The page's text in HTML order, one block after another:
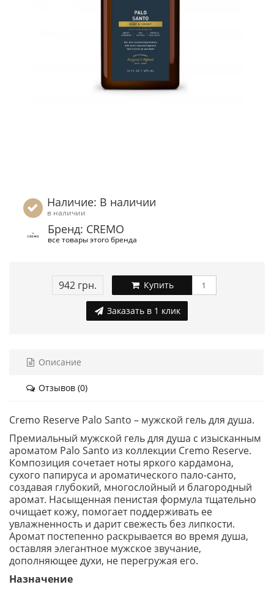
Наличие: В наличии
в наличии
Бренд: CREMO
все товары этого бренда
942 грн. Купить
Заказать в 1 клик
Описание
Отзывов (0)
Cremo Reserve Palo Santo – мужской гель для душа.
Премиальный мужской гель для душа с изысканным
ароматом Palo Santo из коллекции Cremo Reserve.
Композиция сочетает ноты яркого кардамона,
сухого папируса и ароматического пало-санто,
создавая глубокий, многослойный и благородный
аромат. Насыщенная пенистая формула тщательно
очищает кожу, помогает поддерживать ее
увлажненность и дарит свежесть без липкости.
Аромат постепенно раскрывается во время душа,
оставляя элегантное мужское звучание,
дополняющее духи, не перегружая его.
Назначение